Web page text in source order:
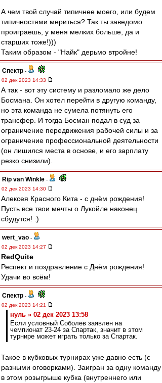
А чем твой случай типичнее моего, или будем
типичностями мериться? Так ты заведомо
проиграешь, у меня мелких больше, да и
старших тоже!)))
Таким образом - "Найк" дерьмо втройне!
Спектр -
02 дек 2023 14:33
А так - вот эту систему и разломало же дело
Босмана. Он хотел перейти в другую команду,
но эта команда не сумела потянуть его
трансфер. И тогда Босман подал в суд за
ограничение передвижения рабочей силы и за
ограничение профессиональной деятельности
(он лишился места в основе, и его зарплату
резко снизили).
Rip van Winkle -
02 дек 2023 14:30
Алексея Красного Кита - с днём рождения!
Пусть все твои мечты о Лукойле наконец
сбудутся! :)
wert_vao -
02 дек 2023 14:27
RedQuite
Респект и поздравление с Днём рождения!
Удачи во всём!
Спектр -
02 дек 2023 14:21
нуль » 02 дек 2023 13:58
Если условный Соболев заявлен на
чемпионат 23-24 за Спартак, значит в этом
турнире может играть только за Спартак.
Такое в кубковых турнирах уже давно есть (с
разными оговорками). Заигран за одну команду
в этом розыгрыше кубка (внутреннего или